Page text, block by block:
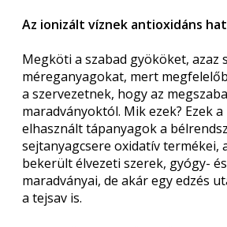
Az ionizált víznek antioxidáns
Megköti a szabad gyököket, azaz
méreganyagokat, mert
a szervezetnek, hogy az
maradványoktól. Mik ezek? Ezek
elhasznált tápanyagok a
sejtanyagcsere oxidatív termékei,
bekerült élvezeti szerek, gyógy-
maradványai, de akár egy edzés
a tejsav is.